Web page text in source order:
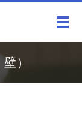
メ
）